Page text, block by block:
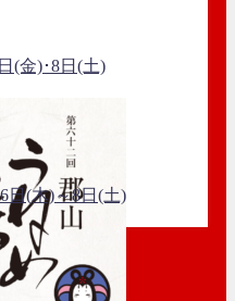
(金)･8日(土)
日(木)～8日(土)